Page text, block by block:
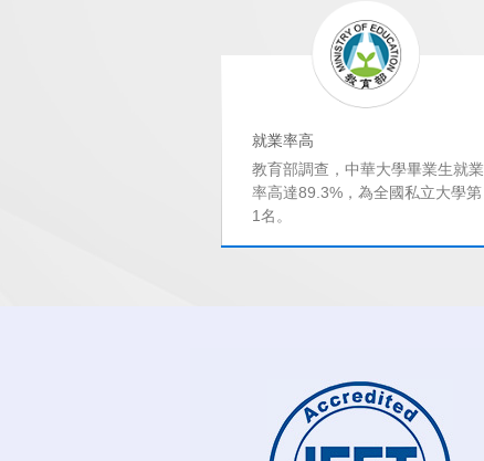
就業率高
教育部調查，中華大學畢業生就業
率高達89.3%，為全國私立大學第
1名。